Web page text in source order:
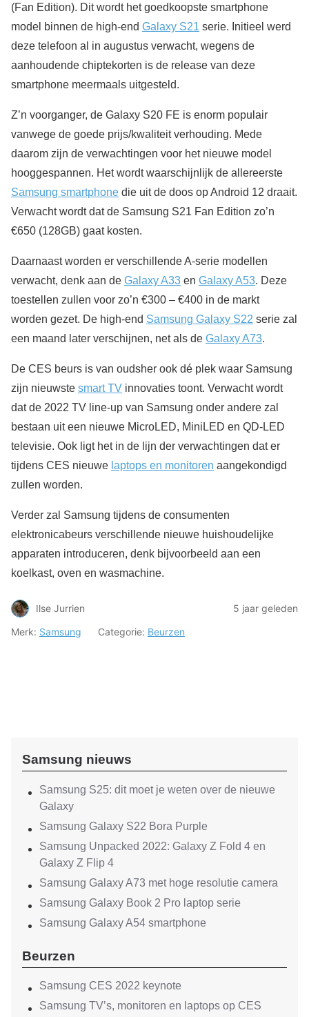
(Fan Edition). Dit wordt het goedkoopste smartphone
model binnen de high-end Galaxy S21 serie. Initieel werd
deze telefoon al in augustus verwacht, wegens de
aanhoudende chiptekorten is de release van deze
smartphone meermaals uitgesteld.
Z’n voorganger, de Galaxy S20 FE is enorm populair
vanwege de goede prijs/kwaliteit verhouding. Mede
daarom zijn de verwachtingen voor het nieuwe model
hooggespannen. Het wordt waarschijnlijk de allereerste
Samsung smartphone die uit de doos op Android 12 draait.
Verwacht wordt dat de Samsung S21 Fan Edition zo’n
€650 (128GB) gaat kosten.
Daarnaast worden er verschillende A-serie modellen
verwacht, denk aan de Galaxy A33 en Galaxy A53. Deze
toestellen zullen voor zo’n €300 – €400 in de markt
worden gezet. De high-end Samsung Galaxy S22 serie zal
een maand later verschijnen, net als de Galaxy A73.
De CES beurs is van oudsher ook dé plek waar Samsung
zijn nieuwste smart TV innovaties toont. Verwacht wordt
dat de 2022 TV line-up van Samsung onder andere zal
bestaan uit een nieuwe MicroLED, MiniLED en QD-LED
televisie. Ook ligt het in de lijn der verwachtingen dat er
tijdens CES nieuwe laptops en monitoren aangekondigd
zullen worden.
Verder zal Samsung tijdens de consumenten
elektronicabeurs verschillende nieuwe huishoudelijke
apparaten introduceren, denk bijvoorbeeld aan een
koelkast, oven en wasmachine.
Ilse Jurrien
5 jaar geleden
Merk: Samsung Categorie: Beurzen
Samsung nieuws
Samsung S25: dit moet je weten over de nieuwe
Galaxy
Samsung Galaxy S22 Bora Purple
Samsung Unpacked 2022: Galaxy Z Fold 4 en
Galaxy Z Flip 4
Samsung Galaxy A73 met hoge resolutie camera
Samsung Galaxy Book 2 Pro laptop serie
Samsung Galaxy A54 smartphone
Beurzen
Samsung CES 2022 keynote
Samsung TV’s, monitoren en laptops op CES